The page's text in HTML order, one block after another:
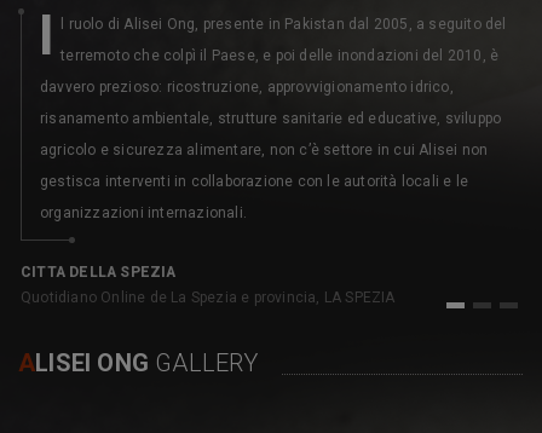
I
l ruolo di Alisei Ong, presente in Pakistan dal 2005, a seguito del
terremoto che colpì il Paese, e poi delle inondazioni del 2010, è
davvero prezioso: ricostruzione, approvvigionamento idrico,
risanamento ambientale, strutture sanitarie ed educative, sviluppo
agricolo e sicurezza alimentare, non c’è settore in cui Alisei non
gestisca interventi in collaborazione con le autorità locali e le
organizzazioni internazionali.
CITTA DELLA SPEZIA
Quotidiano Online de La Spezia e provincia, LA SPEZIA
1 2 3
ALISEI ONG GALLERY